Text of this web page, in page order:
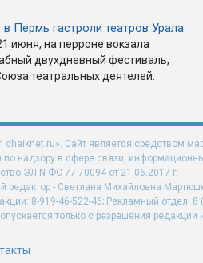
Пермь гастроли театров Урала
июня, на перроне вокзала
двухдневный фестиваль,
театральных деятелей.
chaiknet.ru». Сайт является средством
надзору в сфере связи,
ЭЛ N ФС 77-70094 от 21.06.2017 г.
редактор - Светлана Михайловна
8-919-46-522-46; Рекламный отдел: 8
только с разрешения редакции